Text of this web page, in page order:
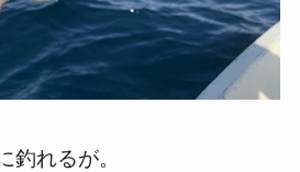
釣れるが。